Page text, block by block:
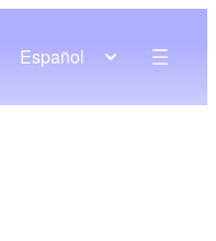
Español